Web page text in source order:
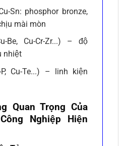
Sn: phosphor bronze,
mài mòn
Be, Cu-Cr-Zr...) – độ
nhiệt
Cu-Te...) – linh kiện
Quan Trọng Của
Nghiệp Hiện